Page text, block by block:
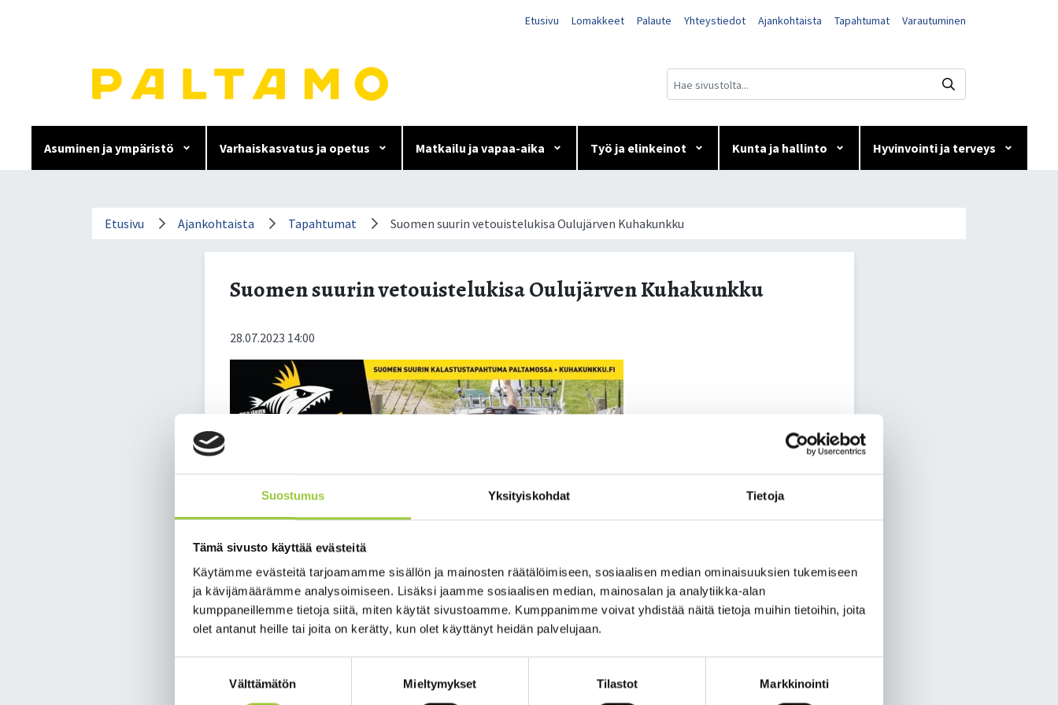
Suostumus Yksityiskohdat Tietoja
Tämä sivusto käyttää evästeitä
Käytämme evästeitä tarjoamamme sisällön ja mainosten räätälöimiseen, sosiaalisen median ominaisuuksien tukemiseen
ja kävijämäärämme analysoimiseen. Lisäksi jaamme sosiaalisen median, mainosalan ja analytiikka-alan
kumppaneillemme tietoja siitä, miten käytät sivustoamme. Kumppanimme voivat yhdistää näitä tietoja muihin tietoihin, joita
olet antanut heille tai joita on kerätty, kun olet käyttänyt heidän palvelujaan.
Välttämätön Mieltymykset Tilastot Markkinointi
Etusivu Lomakkeet Palaute Yhteystiedot Ajankohtaista Tapahtumat Varautuminen
Asuminen ja ympäristö Varhaiskasvatus ja opetus Matkailu ja vapaa-aika Työ ja elinkeinot Kunta ja hallinto Hyvinvointi ja terveys
Suomen suurin vetouistelukisa Oulujärven Kuhakunkku
Etusivu Ajankohtaista Tapahtumat Suomen suurin vetouistelukisa Oulujärven Kuhakunkku
Suomen suurin vetouistelukisa Oulujärven Kuhakunkku
28.07.2023 14:00